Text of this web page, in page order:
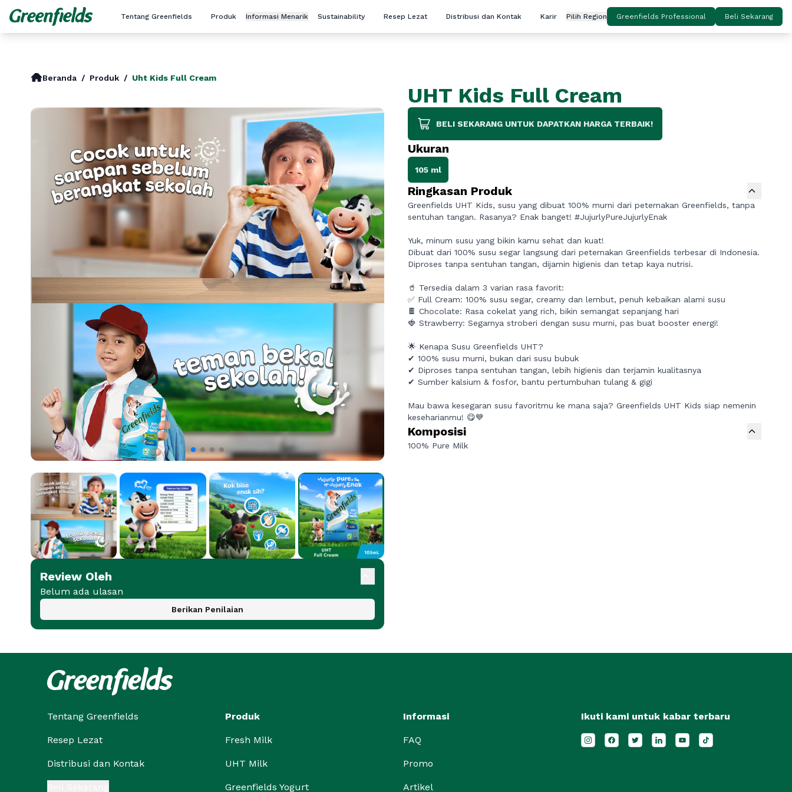
Tentang Greenfields Produk Informasi Menarik Sustainability Resep Lezat Distribusi dan Kontak Karir Pilih Region Greenfields Professional Beli Sekarang
Beranda / Produk / Uht Kids Full Cream
Review Oleh
Belum ada ulasan
Berikan Penilaian
UHT Kids Full Cream
BELI SEKARANG UNTUK DAPATKAN HARGA TERBAIK!
Ukuran
105 ml
Ringkasan Produk
Greenfields UHT Kids, susu yang dibuat 100% murni dari peternakan Greenfields, tanpa
sentuhan tangan. Rasanya? Enak banget! #JujurlyPureJujurlyEnak
Yuk, minum susu yang bikin kamu sehat dan kuat!
Dibuat dari 100% susu segar langsung dari peternakan Greenfields terbesar di Indonesia.
Diproses tanpa sentuhan tangan, dijamin higienis dan tetap kaya nutrisi.
🥤 Tersedia dalam 3 varian rasa favorit:
✅ Full Cream: 100% susu segar, creamy dan lembut, penuh kebaikan alami susu
🍫 Chocolate: Rasa cokelat yang rich, bikin semangat sepanjang hari
🍓 Strawberry: Segarnya stroberi dengan susu murni, pas buat booster energi!
🌟 Kenapa Susu Greenfields UHT?
✔ 100% susu murni, bukan dari susu bubuk
✔ Diproses tanpa sentuhan tangan, lebih higienis dan terjamin kualitasnya
✔ Sumber kalsium & fosfor, bantu pertumbuhan tulang & gigi
Mau bawa kesegaran susu favoritmu ke mana saja? Greenfields UHT Kids siap nemenin
keseharianmu! 😋💙
Komposisi
100% Pure Milk
Tentang Greenfields
Resep Lezat
Distribusi dan Kontak
Produk
Fresh Milk
UHT Milk
Greenfields Yogurt
Informasi
FAQ
Promo
Artikel
Ikuti kami untuk kabar terbaru